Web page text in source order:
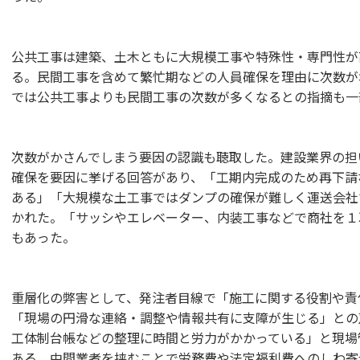
公共工事は建築、土木ともに大規模工事や特殊性・専門性
る。民間工事を含めて繁忙期などの人員確保を理由に次数
では公共工事よりも民間工事の次数が多くなるとの指摘も
次数がかさんでしまう要因の認識も聴取した。建設業界の
確保を要因に挙げる回答があり、「工期内完成のため再下
ある」「大規模な土工事ではダンプの確保が難しく運送会
かれた。「サッシやエレベーター、内装工事などで商社を
もあった。
重層化の弊害として、発注者目線で「施工に関する役割や
「現場の円滑な連絡・調整や情報共有に支障が生じる」と
工体制台帳などの整理に時間と労力がかかっている」と現